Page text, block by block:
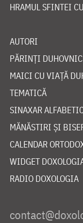
HRAMUL SFINTEI
AUTORI
PĂRINȚI
MAICI CU VIAȚĂ
TEMATICĂ
SINAXAR
MĂNĂSTIRI ȘI
CALENDAR
WIDGET
RADIO DOXOLOGIA